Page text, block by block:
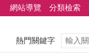
網站導覽 分類檢索
熱門關鍵字